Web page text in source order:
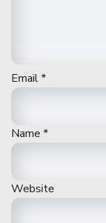
Email*
Name *
Website